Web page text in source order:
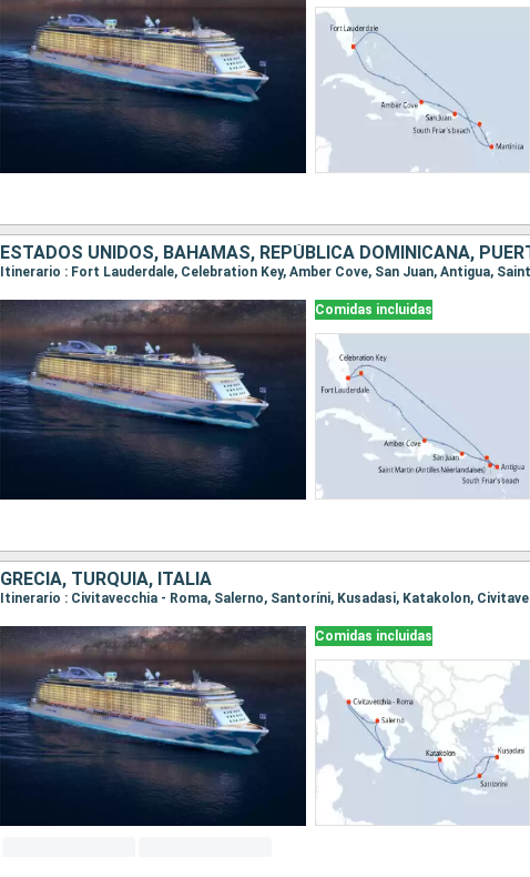
Comidas incluidas
GRECIA, TURQUÍA, ITALIA
Itinerario : Civitavecchia - Roma, Salerno, Santoríni, Kusadasi, Katakolon,
Comidas incluidas